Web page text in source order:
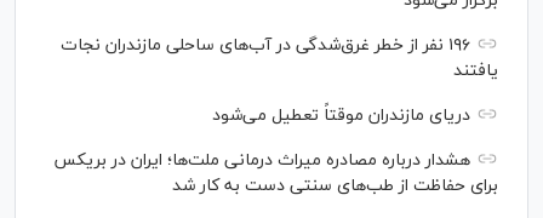
۱۹۶ نفر از خطر غرق‌شدگی در آب‌های ساحلی مازندران نجات
یافتند
دریای مازندران موقتاً تعطیل می‌شود
هشدار درباره مصادره میراث درمانی ملت‌ها؛ ایران در بریکس
برای حفاظت از طب‌های سنتی دست به کار شد